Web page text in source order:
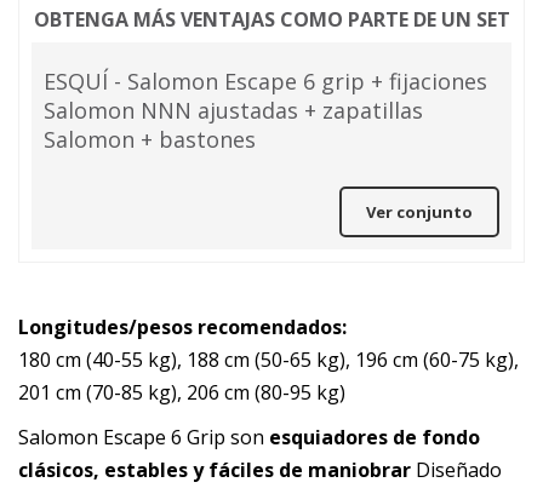
OBTENGA MÁS VENTAJAS COMO PARTE DE UN SET
ESQUÍ - Salomon Escape 6 grip + fijaciones
Salomon NNN ajustadas + zapatillas
Salomon + bastones
Ver conjunto
Longitudes/pesos recomendados:
180 cm (40-55 kg), 188 cm (50-65 kg), 196 cm (60-75 kg),
201 cm (70-85 kg), 206 cm (80-95 kg)
Salomon Escape 6 Grip son esquiadores de fondo
clásicos, estables y fáciles de maniobrar Diseñado